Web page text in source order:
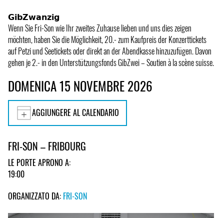
𝗚𝗶𝗯𝗭𝘄𝗮𝗻𝘇𝗶𝗴
Wenn Sie Fri-Son wie Ihr zweites Zuhause lieben und uns dies zeigen
möchten, haben Sie die Möglichkeit, 20.- zum Kaufpreis der Konzerttickets
auf Petzi und Seetickets oder direkt an der Abendkasse hinzuzufügen. Davon
gehen je 2.- in den Unterstützungsfonds GibZwei – Soutien à la scène suisse.
DOMENICA 15 NOVEMBRE 2026
AGGIUNGERE AL CALENDARIO
FRI-SON – FRIBOURG
LE PORTE APRONO A:
19:00
ORGANIZZATO DA: FRI-SON